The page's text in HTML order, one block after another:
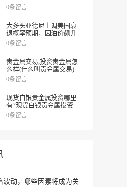
涨幅
0条留言
大多头亚德尼上调美国衰
退概率预期，因油价飙升
0条留言
贵金属交易,投资贵金属怎
么样(什么叫贵金属交易)
0条留言
现货白银贵金属投资哪里
有?现货白银贵金属投资被
诱导投资亏损
0条留言
波动，哪些因素将成为关